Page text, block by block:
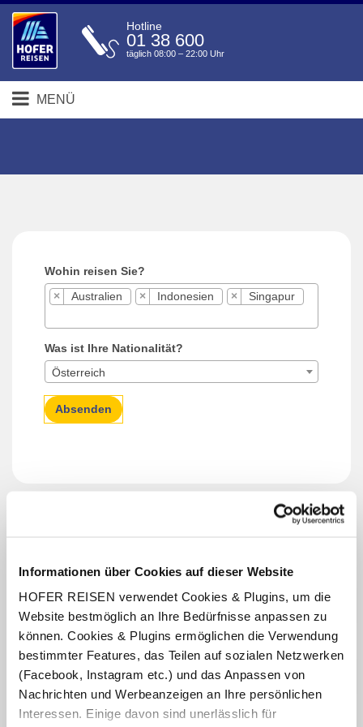
Informationen über Cookies auf dieser Website
HOFER REISEN verwendet Cookies & Plugins, um die
Website bestmöglich an Ihre Bedürfnisse anpassen zu
können. Cookies & Plugins ermöglichen die Verwendung
bestimmter Features, das Teilen auf sozialen Netzwerken
(Facebook, Instagram etc.) und das Anpassen von
Nachrichten und Werbeanzeigen an Ihre persönlichen
Interessen. Einige davon sind unerlässlich für
Hotline
01 38 600
täglich 08:00 – 22:00 Uhr
MENÜ
Wohin reisen Sie?
×
Australien × Indonesien × Singapur
Was ist Ihre Nationalität?
Österreich
Absenden
Aktuelle Informationen &
Einreisebestimmungen Indonesien
Aktuelle Informationen &
Einreisebestimmungen Singapur